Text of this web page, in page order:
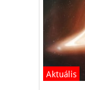
Aktuális